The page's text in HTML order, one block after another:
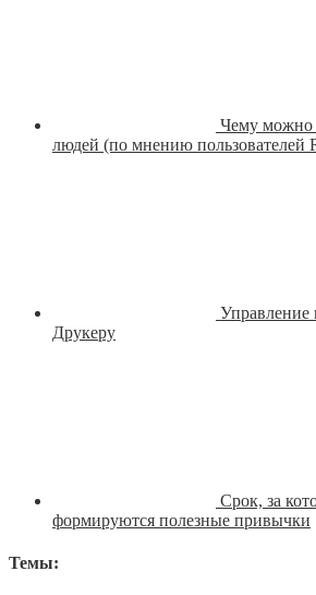
Чему можно
людей (по мнению пользователей
Управление
Друкеру
Срок, за
формируются полезные привычки
Темы: